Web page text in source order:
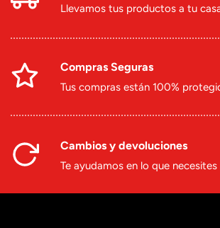
Llevamos tus productos a tu
Compras Seguras
Tus compras están 100%
Cambios y devoluciones
Te ayudamos en lo que necesites